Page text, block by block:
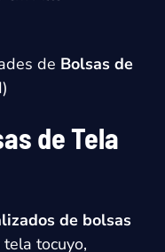
de Bolsas de
de Tela
de bolsas
tela tocuyo,